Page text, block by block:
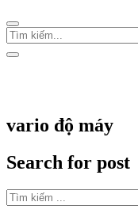
vario độ máy
Search for post